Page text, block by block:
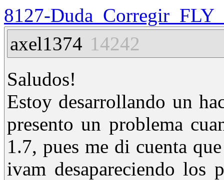
8127-
axel1374 14242
Saludos!
Estoy desarrollando un
presento un problema
1.7, pues me di cuenta
ivam desapareciendo los